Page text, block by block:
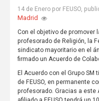
14 de Enero por FEUSO,
Madrid
Con el objetivo de promover
profesorado de Religión, la
sindicato mayoritario en el
firmado un Acuerdo de
El Acuerdo con el Grupo SM
de FEUSO, en permanente
profesorado. Gracias a este